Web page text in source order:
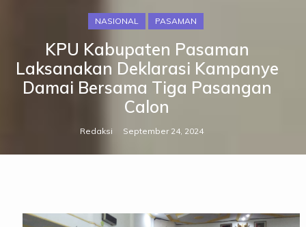
NASIONAL PASAMAN
KPU Kabupaten Pasaman
Laksanakan Deklarasi Kampanye
Damai Bersama Tiga Pasangan
Calon
Redaksi September 24, 2024